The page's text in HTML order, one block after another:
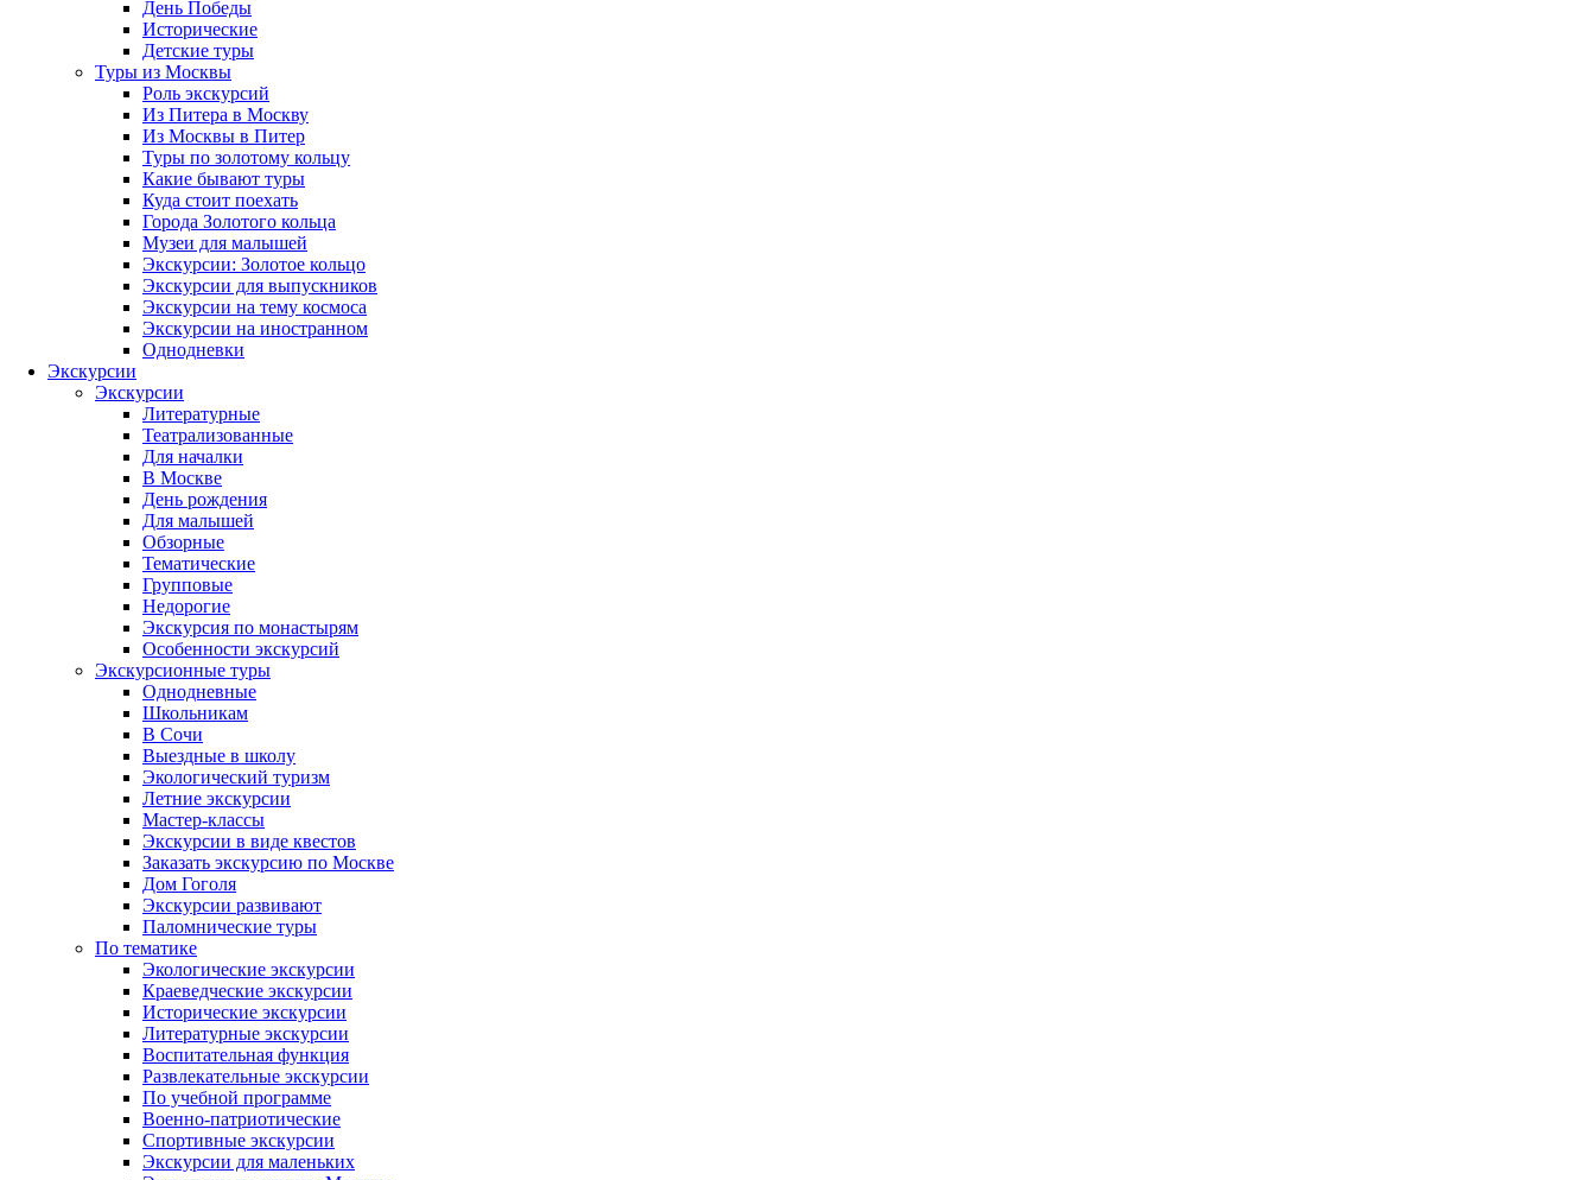
День Победы
Исторические
Детские туры
Туры из Москвы
Роль экскурсий
Из Питера в Москву
Из Москвы в Питер
Туры по золотому кольцу
Какие бывают туры
Куда стоит поехать
Города Золотого кольца
Музеи для малышей
Экскурсии: Золотое кольцо
Экскурсии для выпускников
Экскурсии на тему космоса
Экскурсии на иностранном
Однодневки
Экскурсии
Экскурсии
Литературные
Театрализованные
Для началки
В Москве
День рождения
Для малышей
Обзорные
Тематические
Групповые
Недорогие
Экскурсия по монастырям
Особенности экскурсий
Экскурсионные туры
Однодневные
Школьникам
В Сочи
Выездные в школу
Экологический туризм
Летние экскурсии
Мастер-классы
Экскурсии в виде квестов
Заказать экскурсию по Москве
Дом Гоголя
Экскурсии развивают
Паломнические туры
По тематике
Экологические экскурсии
Краеведческие экскурсии
Исторические экскурсии
Литературные экскурсии
Воспитательная функция
Развлекательные экскурсии
По учебной программе
Военно-патриотические
Спортивные экскурсии
Экскурсии для маленьких